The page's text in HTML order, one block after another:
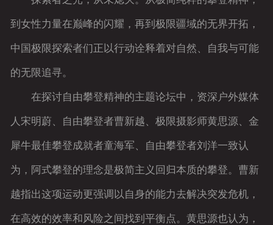
到女性力量在巅峰的闪耀，再到极限疆域的无界开拓，
中国极限探索者们正以行动诠释着对自然、自我与可能
的无限追寻。
在探讨自由攀登精神的主题论坛中，资深户外媒体
人宋明蔚、自由攀登者曹新越、极限摄影师黄思源、金
犀牛最佳攀登成就者童海军、自由攀登者刘洋一致认
为，阿式攀登的理念是极简主义回归本质的攀登。曹新
越指出这项运动更强调以自身的能力去解决突发危机，
在高效的效率和风险之间找到平衡点。黄思源也认为，